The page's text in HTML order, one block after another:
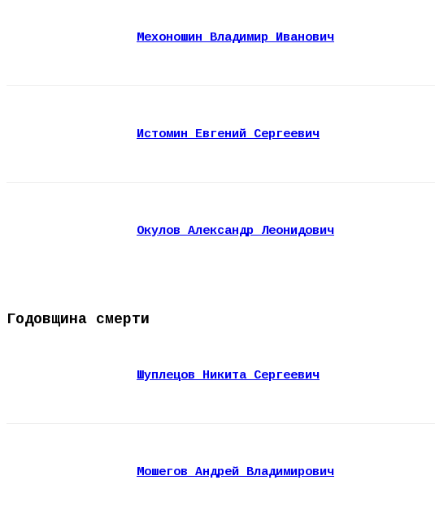
Мехоношин Владимир Иванович
Истомин Евгений Сергеевич
Окулов Александр Леонидович
Годовщина смерти
Шуплецов Никита Сергеевич
Мошегов Андрей Владимирович